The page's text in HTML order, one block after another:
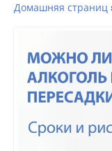
Домашняя страниц